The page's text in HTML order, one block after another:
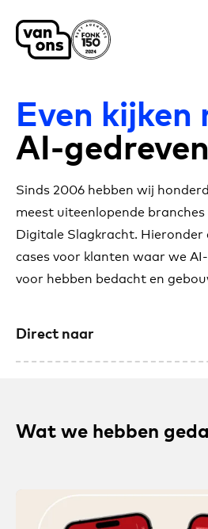
Even kijken
AI-gedreven
Sinds 2006 hebben wij
meest uiteenlopende
Digitale Slagkracht. Hieronder
cases voor klanten waar we
voor hebben bedacht en
Direct naar
Wat we hebben